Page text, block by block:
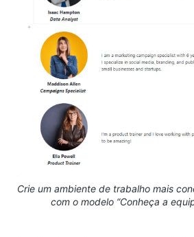
Crie um ambiente de trabalho mais
com o modelo “Conheça a